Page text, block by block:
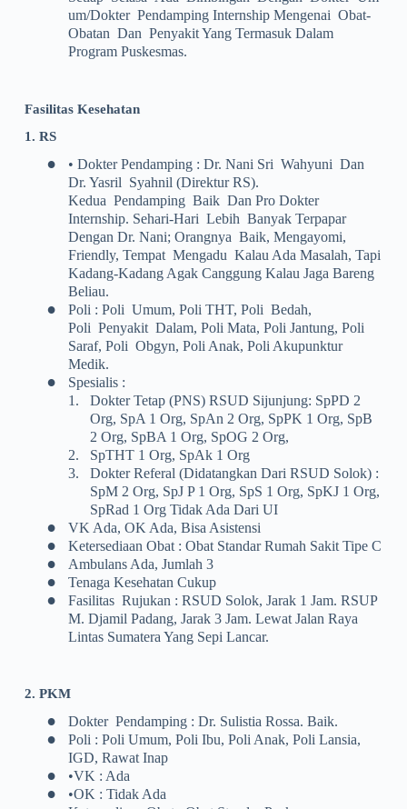
Um/dokter Pendamping Internship Mengenai Obat-
Obatan Dan Penyakit Yang Termasuk Dalam
Program Puskesmas.
Fasilitas Kesehatan
1. RS
•
• Dokter Pendamping : Dr. Nani Sri Wahyuni Dan
Dr. Yasril Syahnil (Direktur RS).
Kedua Pendamping Baik Dan Pro Dokter
Internship. Sehari-Hari Lebih Banyak Terpapar
Dengan Dr. Nani; Orangnya Baik, Mengayomi,
Friendly, Tempat Mengadu Kalau Ada Masalah, Tapi
Kadang-Kadang Agak Canggung Kalau Jaga Bareng
Beliau.
•
Poli : Poli Umum, Poli THT, Poli Bedah,
Poli Penyakit Dalam, Poli Mata, Poli Jantung, Poli
Saraf, Poli Obgyn, Poli Anak, Poli Akupunktur
Medik.
•
Spesialis :
1.
Dokter Tetap (PNS) RSUD Sijunjung: SpPD 2
Org, SpA 1 Org, SpAn 2 Org, SpPK 1 Org, SpB
2 Org, SpBA 1 Org, SpOG 2 Org,
2.
SpTHT 1 Org, SpAk 1 Org
3.
Dokter Referal (didatangkan Dari RSUD Solok) :
SpM 2 Org, SpJ P 1 Org, SpS 1 Org, SpKJ 1 Org,
SpRad 1 Org Tidak Ada Dari UI
• VK Ada, OK Ada, Bisa Asistensi
• Ketersediaan Obat : Obat Standar Rumah Sakit Tipe C
• Ambulans Ada, Jumlah 3
• Tenaga Kesehatan Cukup
•
Fasilitas Rujukan : RSUD Solok, Jarak 1 Jam. RSUP
M. Djamil Padang, Jarak 3 Jam. Lewat Jalan Raya
Lintas Sumatera Yang Sepi Lancar.
2. PKM
• Dokter Pendamping : Dr. Sulistia Rossa. Baik.
•
Poli : Poli Umum, Poli Ibu, Poli Anak, Poli Lansia,
IGD, Rawat Inap
• •VK : Ada
• •OK : Tidak Ada